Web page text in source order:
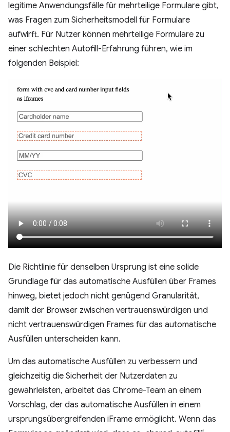
legitime Anwendungsfälle für mehrteilige Formulare gibt,
was Fragen zum Sicherheitsmodell für Formulare
aufwirft. Für Nutzer können mehrteilige Formulare zu
einer schlechten Autofill-Erfahrung führen, wie im
folgenden Beispiel:
Die Richtlinie für denselben Ursprung ist eine solide
Grundlage für das automatische Ausfüllen über Frames
hinweg, bietet jedoch nicht genügend Granularität,
damit der Browser zwischen vertrauenswürdigen und
nicht vertrauenswürdigen Frames für das automatische
Ausfüllen unterscheiden kann.
Um das automatische Ausfüllen zu verbessern und
gleichzeitig die Sicherheit der Nutzerdaten zu
gewährleisten, arbeitet das Chrome-Team an einem
Vorschlag, der das automatische Ausfüllen in einem
ursprungsübergreifenden iFrame ermöglicht. Wenn das